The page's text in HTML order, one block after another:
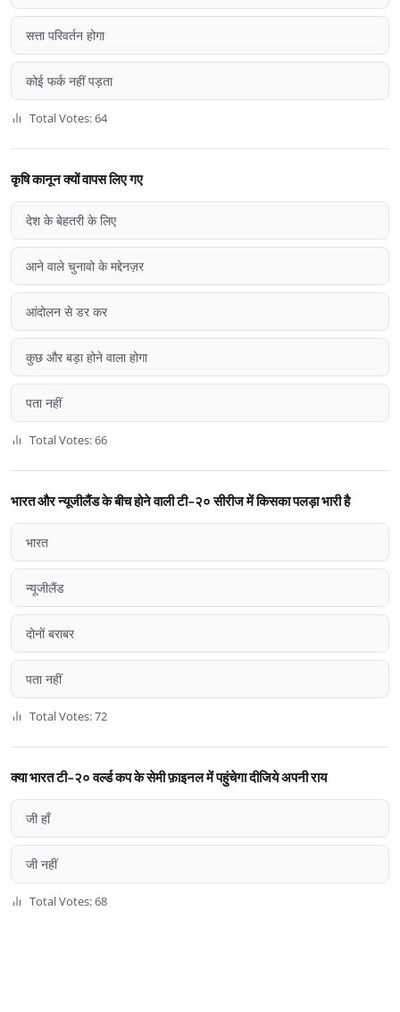
सत्ता परिवर्तन होगा
कोई फर्क नहीं पड़ता
Total Votes: 64
कृषि कानून क्यों वापस लिए गए
देश के बेहतरी के लिए
आने वाले चुनावो के मद्देनज़र
आंदोलन से डर कर
कुछ और बड़ा होने वाला होगा
पता नहीं
Total Votes: 66
भारत और न्यूजीलैंड के बीच होने वाली टी-२० सीरीज में किसका पलड़ा भारी है
भारत
न्यूजीलैंड
दोनों बराबर
पता नहीं
Total Votes: 72
क्या भारत टी-२० वर्ल्ड कप के सेमी फ़ाइनल में पहुंचेगा दीजिये अपनी राय
जी हाँ
जी नहीं
Total Votes: 68